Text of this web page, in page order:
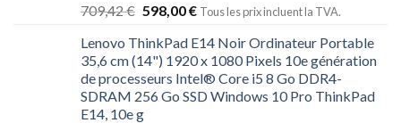
709,42€ 598,00€ Tous les prix incluent la TVA.
Lenovo ThinkPad E14 Noir Ordinateur Portable
35,6 cm (14") 1920 x 1080 Pixels 10e génération
de processeurs Intel® Core i5 8 Go DDR4-
SDRAM 256 Go SSD Windows 10 Pro ThinkPad
E14, 10e g